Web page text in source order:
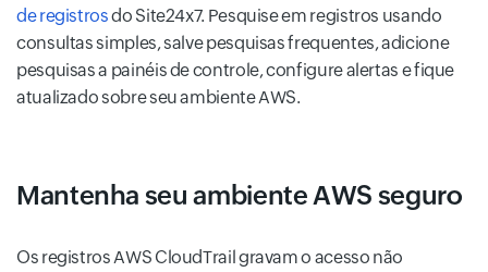
de registrosdo Site24x7. Pesquise em registros usando
consultas simples, salve pesquisas frequentes, adicione
pesquisas a painéis de controle, configure alertas e fique
atualizado sobre seu ambiente AWS.
Mantenha seu ambiente AWS seguro
Os registros AWS CloudTrail gravam o acesso não